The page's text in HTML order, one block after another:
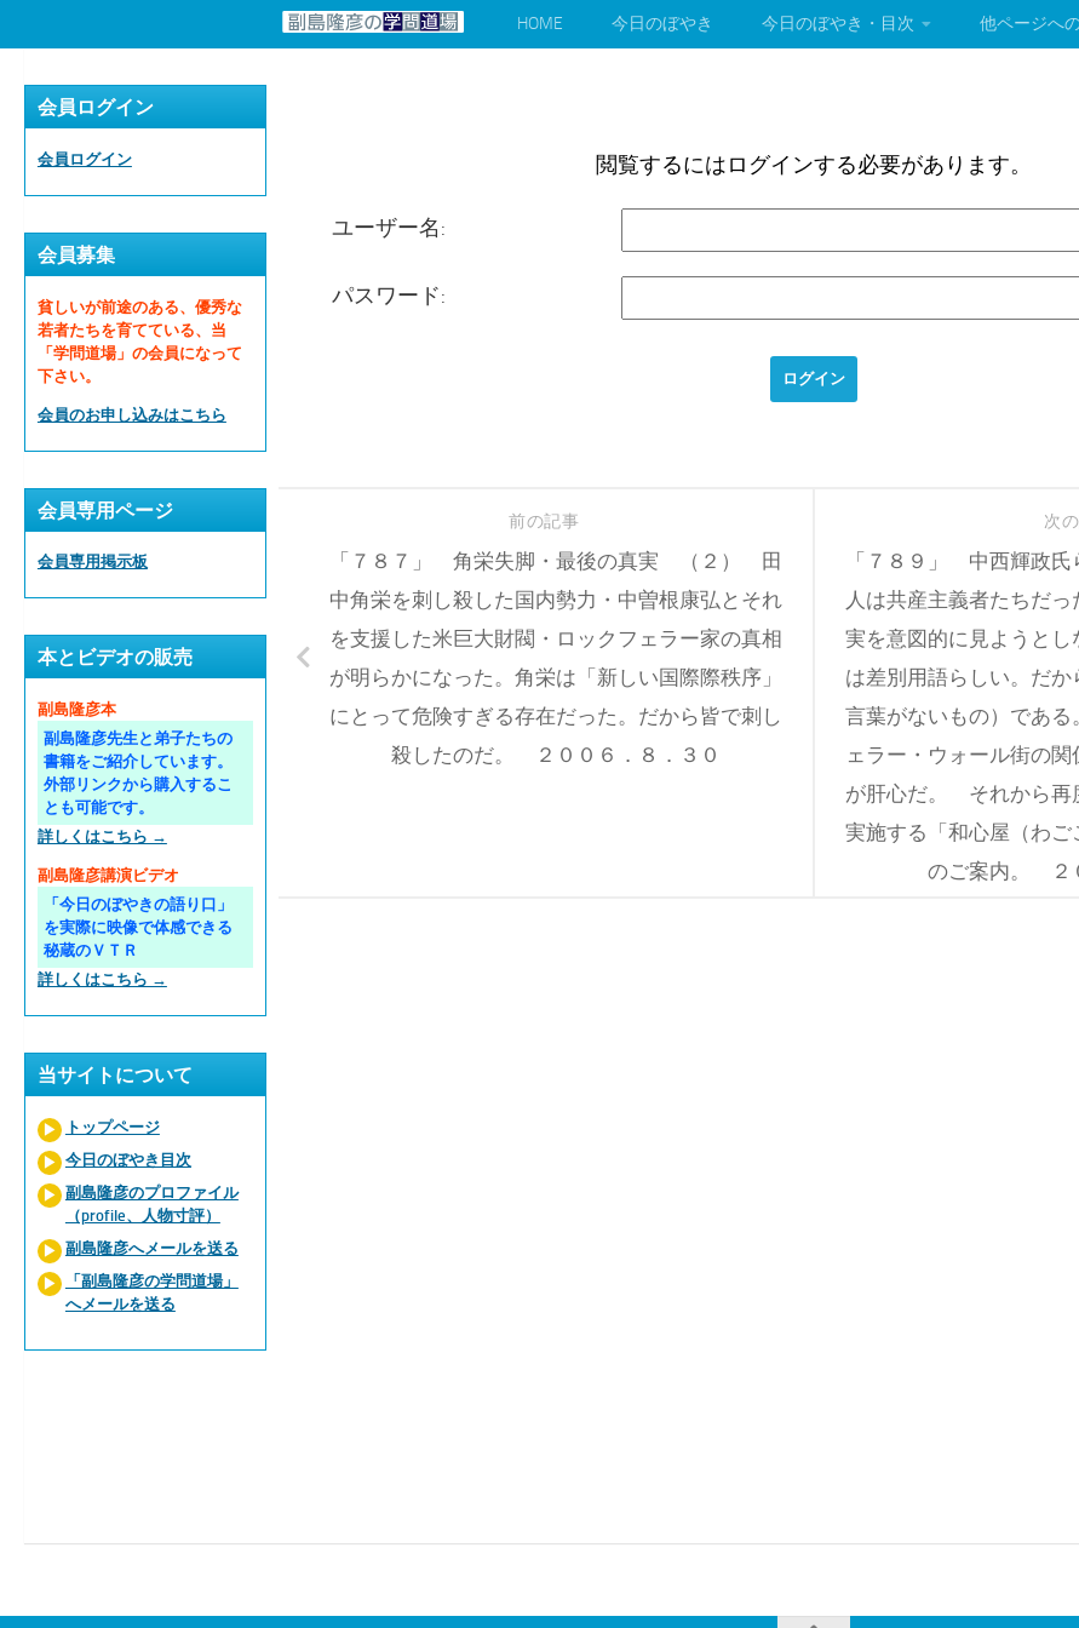
HOME 今日のぼやき 今日のぼやき・目次 他ページへ
閲覧するにはログインする必要があります。
ユーザー名:
パスワード:
次
「７８９」 中西輝政氏
人は共産主義者たちだ
実を意図的に見ようと
は差別用語らしい。だ
言葉がないもの）であ
ェラー・ウォール街の
が肝心だ。 それから再
実施する「和心屋（わ
のご案内。 ２
前の記事
「７８７」 角栄失脚・最後の真実 （２） 田
中角栄を刺し殺した国内勢力・中曽根康弘とそれ
を支援した米巨大財閥・ロックフェラー家の真相
が明らかになった。角栄は「新しい国際際秩序」
にとって危険すぎる存在だった。だから皆で刺し
殺したのだ。 ２００６．８．３０
会員ログイン
会員ログイン
会員募集
貧しいが前途のある、優秀な
若者たちを育てている、当
「学問道場」の会員になって
下さい。
会員のお申し込みはこちら
会員専用ページ
会員専用掲示板
本とビデオの販売
副島隆彦本
副島隆彦先生と弟子たちの
書籍をご紹介しています。
外部リンクから購入するこ
とも可能です。
詳しくはこちら →
副島隆彦講演ビデオ
「今日のぼやきの語り口」
を実際に映像で体感できる
秘蔵のＶＴＲ
詳しくはこちら →
当サイトについて
トップページ
今日のぼやき目次
副島隆彦のプロファイル
（profile、人物寸評）
副島隆彦へメールを送る
「副島隆彦の学問道場」
へメールを送る